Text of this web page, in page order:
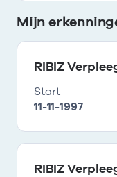
Mijn
RIBIZ
Start
11-11-1997
RIBIZ